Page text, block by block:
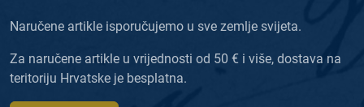
Naručene artikle isporučujemo u sve zemlje svijeta.
Za naručene artikle u vrijednosti od 50 € i više, dostava na
teritoriju Hrvatske je besplatna.